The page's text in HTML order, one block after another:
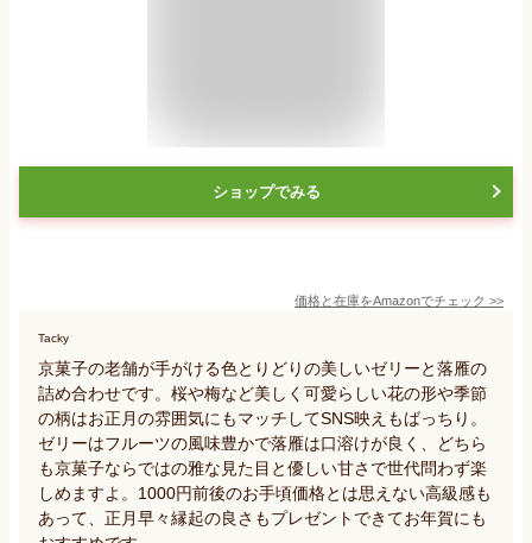
ショップでみる
価格と在庫をAmazonでチェック >>
Tacky
京菓子の老舗が手がける色とりどりの美しいゼリーと落雁の
詰め合わせです。桜や梅など美しく可愛らしい花の形や季節
の柄はお正月の雰囲気にもマッチしてSNS映えもばっちり。
ゼリーはフルーツの風味豊かで落雁は口溶けが良く、どちら
も京菓子ならではの雅な見た目と優しい甘さで世代問わず楽
しめますよ。1000円前後のお手頃価格とは思えない高級感も
あって、正月早々縁起の良さもプレゼントできてお年賀にも